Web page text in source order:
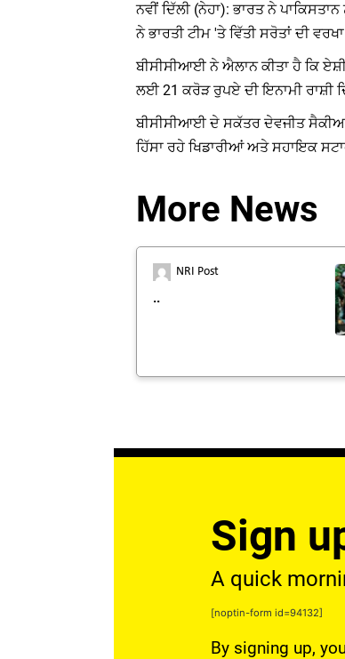
ਨਵੀਂ ਦਿੱਲੀ (ਨੇਹਾ): ਭਾਰਤ ਨੇ
ਨੇ ਭਾਰਤੀ ਟੀਮ 'ਤੇ ਵਿੱਤੀ ਸਰੋਤਾਂ ਦੀ
ਬੀਸੀਸੀਆਈ ਨੇ ਐਲਾਨ ਕੀਤਾ ਹੈ ਕਿ
ਲਈ 21 ਕਰੋੜ ਰੁਪਏ ਦੀ ਇਨਾਮੀ ਰਾਸ਼ੀ
ਬੀਸੀਸੀਆਈ ਦੇ ਸਕੱਤਰ ਦੇਵਜੀਤ
ਹਿੱਸਾ ਰਹੇ ਖਿਡਾਰੀਆਂ ਅਤੇ ਸਹਾਇਕ
More News
NRI Post
..
Sign
A quick
[noptin-form id=94132]
By signing up,